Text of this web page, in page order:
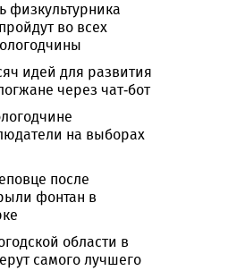
физкультурника
во всех
идей для развития
через чат-бот
на выборах
после
фонтан в
области в
самого лучшего